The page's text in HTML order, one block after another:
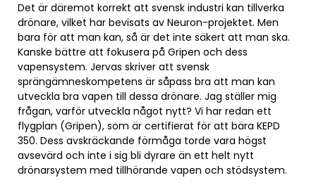
Det är däremot korrekt att svensk industri kan tillverka
drönare, vilket har bevisats av Neuron-projektet. Men
bara för att man kan, så är det inte säkert att man ska.
Kanske bättre att fokusera på Gripen och dess
vapensystem. Jervas skriver att svensk
sprängämneskompetens är såpass bra att man kan
utveckla bra vapen till dessa drönare. Jag ställer mig
frågan, varför utveckla något nytt? Vi har redan ett
flygplan (Gripen), som är certifierat för att bära KEPD
350. Dess avskräckande förmåga torde vara högst
avsevärd och inte i sig bli dyrare än ett helt nytt
drönarsystem med tillhörande vapen och stödsystem.